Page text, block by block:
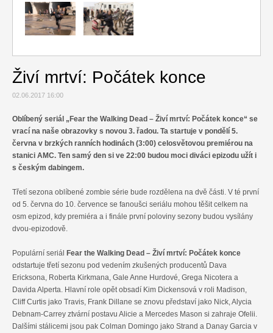
Relax
Gurmán
Živí mrtví: Počátek konce
02.06.2017 16:00
Oblíbený seriál „Fear the Walking Dead – Živí mrtví: Počátek konce“ se
vrací na naše obrazovky s novou 3. řadou. Ta startuje v pondělí 5.
června v brzkých ranních hodinách (3:00) celosvětovou premiérou na
stanici AMC. Ten samý den si ve 22:00 budou moci diváci epizodu užít i
s českým dabingem.
Třetí sezona oblíbené zombie série bude rozdělena na dvě části. V té první
od 5. června do 10. července se fanoušci seriálu mohou těšit celkem na
osm epizod, kdy premiéra a i finále první poloviny sezony budou vysílány
dvou-epizodově.
Populární seriál Fear the Walking Dead – Živí mrtví: Počátek konce
odstartuje třetí sezonu pod vedením zkušených producentů Dava
Ericksona, Roberta Kirkmana, Gale Anne Hurdové, Grega Nicotera a
Davida Alperta. Hlavní role opět obsadí Kim Dickensová v roli Madison,
Cliff Curtis jako Travis, Frank Dillane se znovu představí jako Nick, Alycia
Debnam-Carrey ztvární postavu Alicie a Mercedes Mason si zahraje Ofelii.
Dalšími stálicemi jsou pak Colman Domingo jako Strand a Danay Garcia v